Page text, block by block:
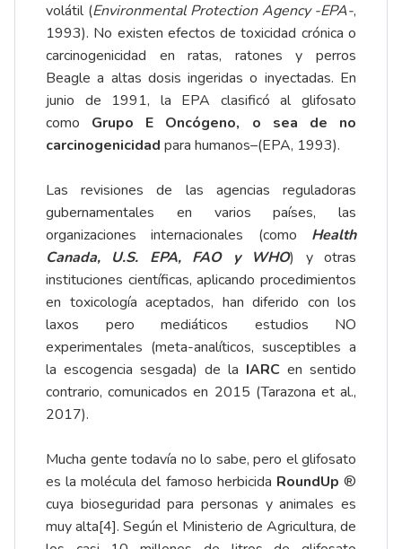
volátil (Environmental Protection Agency -EPA-,
1993). No existen efectos de toxicidad crónica o
carcinogenicidad en ratas, ratones y perros
Beagle a altas dosis ingeridas o inyectadas. En
junio de 1991, la EPA clasificó al glifosato
como Grupo E Oncógeno, o sea de no
carcinogenicidad para humanos–(EPA, 1993).
Las revisiones de las agencias reguladoras
gubernamentales en varios países, las
organizaciones internacionales (como Health
Canada, U.S. EPA, FAO y WHO) y otras
instituciones científicas, aplicando procedimientos
en toxicología aceptados, han diferido con los
laxos pero mediáticos estudios NO
experimentales (meta-analíticos, susceptibles a
la escogencia sesgada) de la IARC en sentido
contrario, comunicados en 2015 (Tarazona et al.,
2017).
Mucha gente todavía no lo sabe, pero el glifosato
es la molécula del famoso herbicida RoundUp ®
cuya bioseguridad para personas y animales es
muy alta[4]. Según el Ministerio de Agricultura, de